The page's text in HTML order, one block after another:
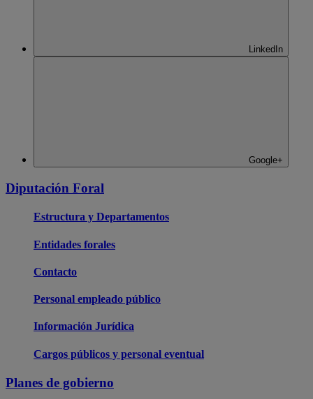
LinkedIn
Google+
Diputación Foral
Estructura y Departamentos
Entidades forales
Contacto
Personal empleado público
Información Jurídica
Cargos públicos y personal eventual
Planes de gobierno